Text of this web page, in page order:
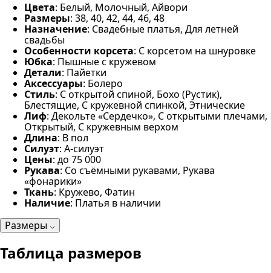
Цвета: Белый, Молочный, Айвори
Размеры: 38, 40, 42, 44, 46, 48
Назначение: Свадебные платья, Для летней
свадьбы
Особенности корсета: С корсетом на шнуровке
Юбка: Пышные с кружевом
Детали: Пайетки
Аксессуары: Болеро
Стиль: С открытой спиной, Бохо (Рустик),
Блестящие, С кружевной спинкой, Этнические
Лиф: Декольте «Сердечко», С открытыми плечами,
Открытый, С кружевным верхом
Длина: В пол
Силуэт: А-силуэт
Цены: до 75 000
Рукава: Со съёмными рукавами, Рукава
«фонарики»
Ткань: Кружево, Фатин
Наличие: Платья в наличии
Размеры
Таблица размеров